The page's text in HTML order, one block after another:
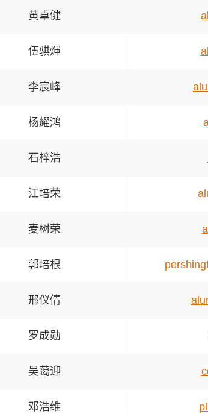
黄卓健
伍骐煇
李宸峰
杨耀鸿
石梓浩
江培荣
麦树荣
郭培根
邢仪倩
罗成勋
吴蔼迎
邓浩维